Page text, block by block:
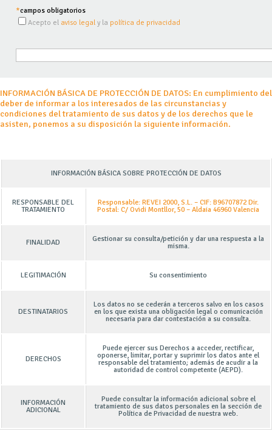
*campos obligatorios
Acepto el aviso legal y la política de privacidad
INFORMACIÓN BÁSICA DE PROTECCIÓN DE DATOS: En cumplimiento del
deber de informar a los interesados de las circunstancias y
condiciones del tratamiento de sus datos y de los derechos que le
asisten, ponemos a su disposición la siguiente información.
INFORMACIÓN BÁSICA SOBRE PROTECCIÓN DE DATOS
RESPONSABLE DEL
TRATAMIENTO
Responsable: REVEI 2000, S.L. – CIF: B96707872 Dir.
Postal: C/ Ovidi Montllor, 50 – Aldaia 46960 Valencia
FINALIDAD
Gestionar su consulta/petición y dar una respuesta a la
misma.
LEGITIMACIÓN Su consentimiento
DESTINATARIOS
Los datos no se cederán a terceros salvo en los casos
en los que exista una obligación legal o comunicación
necesaria para dar contestación a su consulta.
DERECHOS
Puede ejercer sus Derechos a acceder, rectificar,
oponerse, limitar, portar y suprimir los datos ante el
responsable del tratamiento; además de acudir a la
autoridad de control competente (AEPD).
INFORMACIÓN
ADICIONAL
Puede consultar la información adicional sobre el
tratamiento de sus datos personales en la sección de
Política de Privacidad de nuestra web.